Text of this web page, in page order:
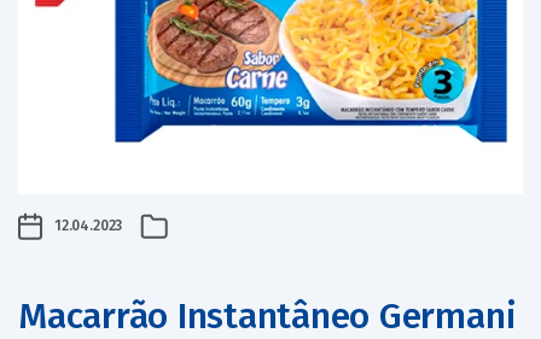
12.04.2023
Macarrão Instantâneo Germani